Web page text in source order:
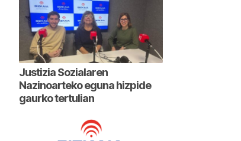
Justizia Sozialaren
Nazinoarteko eguna hizpide
gaurko tertulian